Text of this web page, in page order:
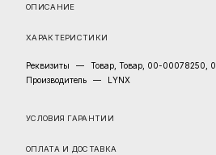
ОПИСАНИЕ
ХАРАКТЕРИСТИКИ
Реквизиты —
Товар, Товар, 00-00078250, 0
Производитель
— LYNX
УСЛОВИЯ ГАРАНТИИ
ОПЛАТА И ДОСТАВКА